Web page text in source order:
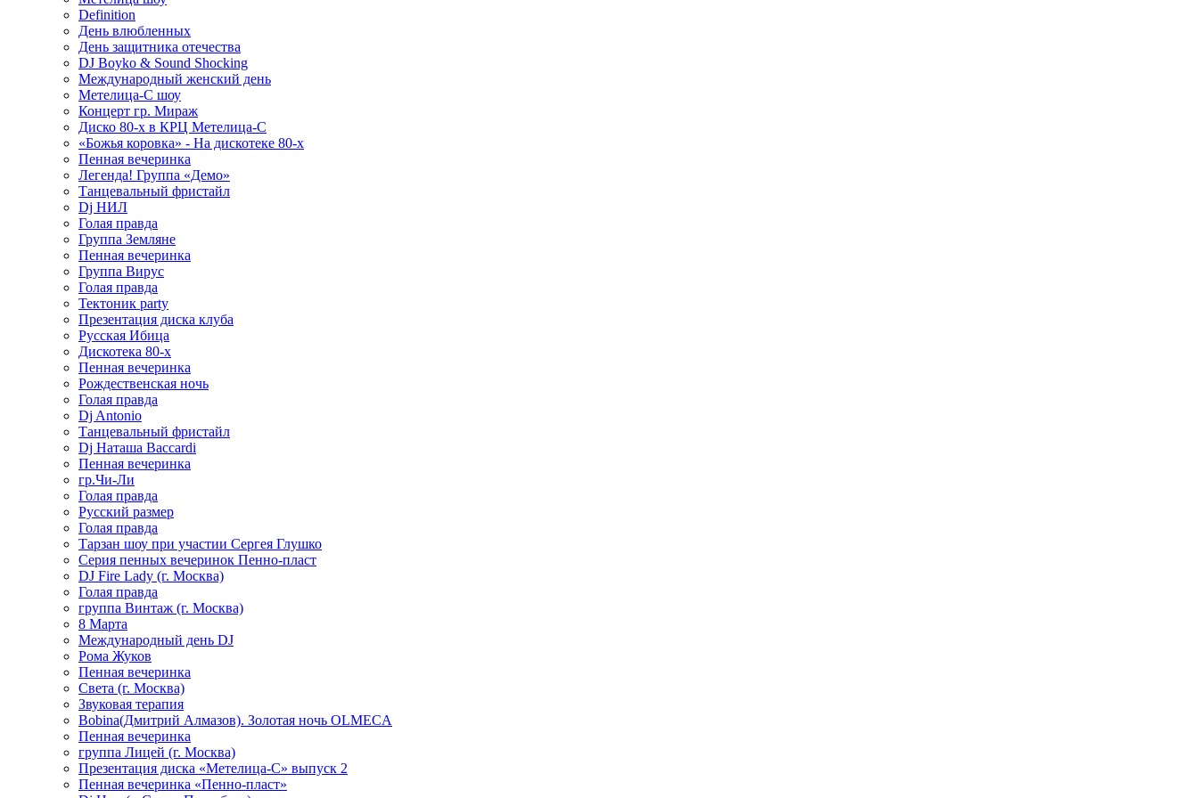
Definition
День влюбленных
День защитника отечества
DJ Boyko & Sound Shocking
Международный женский день
Метелица-С шоу
Концерт гр. Мираж
Диско 80-х в КРЦ Метелица-С
«Божья коровка» - На дискотеке 80-х
Пенная вечеринка
Легенда! Группа «Демо»
Танцевальный фристайл
Dj НИЛ
Голая правда
Группа Земляне
Пенная вечеринка
Группа Вирус
Голая правда
Тектоник party
Презентация диска клуба
Русская Ибица
Дискотека 80-х
Пенная вечеринка
Рождественская ночь
Голая правда
Dj Antonio
Танцевальный фристайл
Dj Наташа Baccardi
Пенная вечеринка
гр.Чи-Ли
Голая правда
Русский размер
Голая правда
Тарзан шоу при участии Сергея Глушко
Серия пенных вечеринок Пенно-пласт
DJ Fire Lady (г. Москва)
Голая правда
группа Винтаж (г. Москва)
8 Марта
Международный день DJ
Рома Жуков
Пенная вечеринка
Света (г. Москва)
Звуковая терапия
Bobina(Дмитрий Алмазов). Золотая ночь OLMECA
Пенная вечеринка
группа Лицей (г. Москва)
Презентация диска «Метелица-С» выпуск 2
Пенная вечеринка «Пенно-пласт»